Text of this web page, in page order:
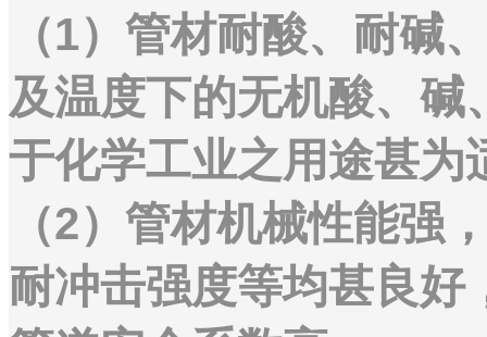
（1）管材耐酸、耐碱
及温度下的无机酸、碱
于化学工业之用途甚为
（2）管材机械性能强
耐冲击强度等均甚良好